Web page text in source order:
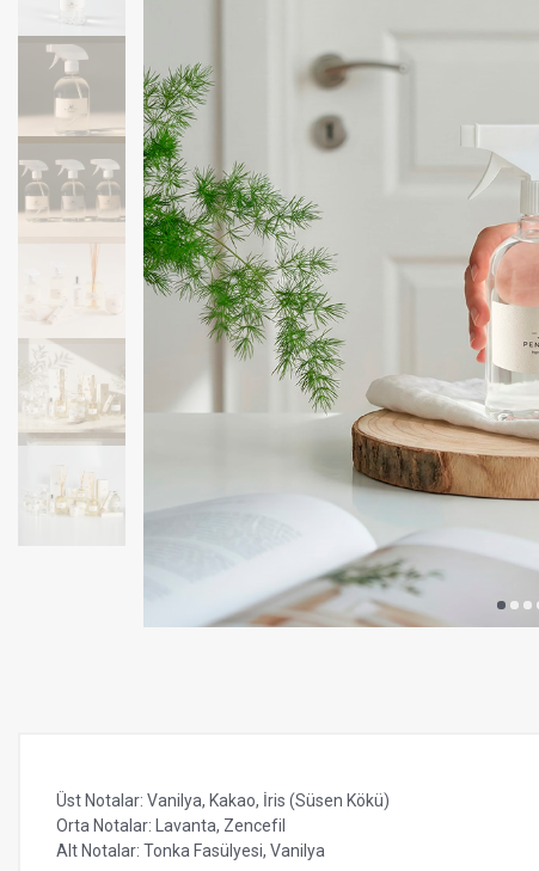
Üst Notalar: Vanilya, Kakao, İris (Süsen Kökü)
Orta Notalar: Lavanta, Zencefil
Alt Notalar: Tonka Fasülyesi, Vanilya